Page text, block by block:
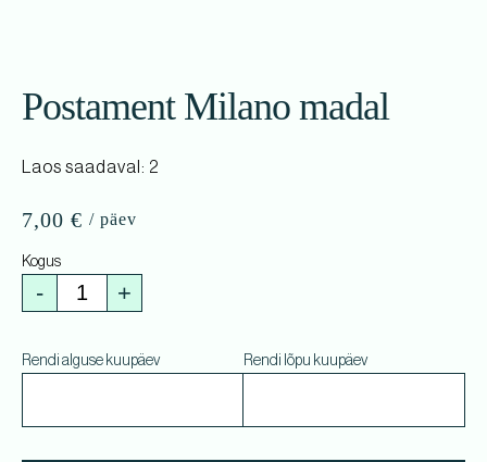
Postament Milano madal
Laos saadaval: 2
7,00 €
- +
Rendi alguse kuupäev Rendi lõpu kuupäev